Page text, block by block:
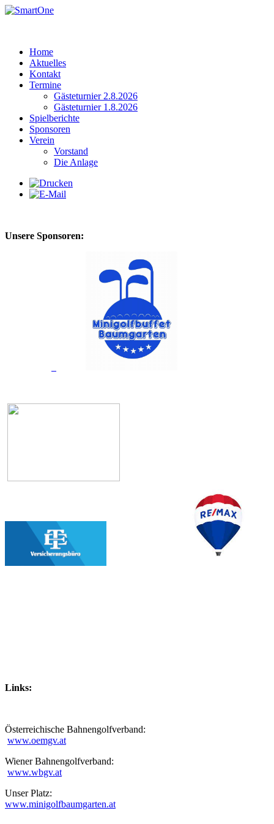
Home
Aktuelles
Kontakt
Termine
Gästeturnier 2.8.2026
Gästeturnier 1.8.2026
Spielberichte
Sponsoren
Verein
Vorstand
Die Anlage
Unsere Sponsoren:
Links:
Österreichische Bahnengolfverband:
www.oemgv.at
Wiener Bahnengolfverband:
www.wbgv.at
Unser Platz:
www.minigolfbaumgarten.at